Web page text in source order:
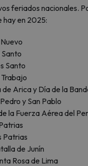
feriados nacionales.
hay en 2025:
Santo
Santo
Arica y Día de la
y San Pablo
la Fuerza Aérea del
Patrias
de Junín
Rosa de Lima